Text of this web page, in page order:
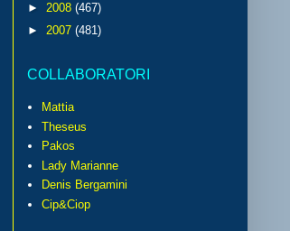
► 2008 (467)
► 2007 (481)
COLLABORATORI
Mattia
Theseus
Pakos
Lady Marianne
Denis Bergamini
Cip&Ciop